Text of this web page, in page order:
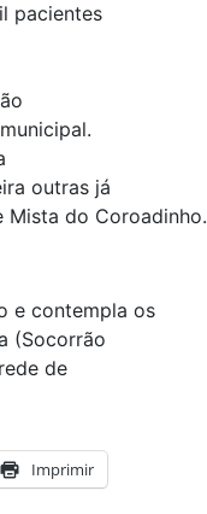
pacientes
outras já
Mista do Coroadinho.
e contempla os
(Socorrão
de
Imprimir